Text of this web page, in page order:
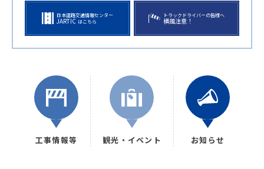
日本道路交通情報センター
JARTIC はこちら
トラックドライバーの皆様へ
横風注意！
工事情報等 観光・イベント お知らせ